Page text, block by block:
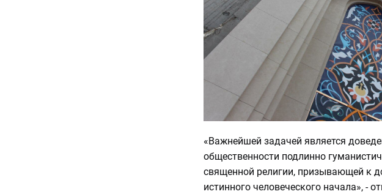
«Важнейшей задачей является
общественности подлинно
священной религии, призывающей к
истинного человеческого начала», -